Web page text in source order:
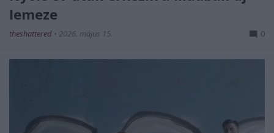
lemeze
theshattered • 2026. május 15. 0